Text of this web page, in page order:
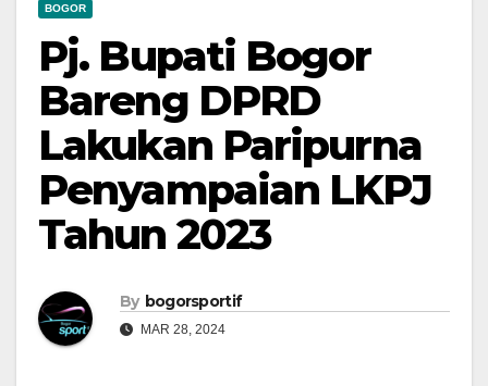
BOGOR
Pj. Bupati Bogor
Bareng DPRD
Lakukan Paripurna
Penyampaian LKPJ
Tahun 2023
By bogorsportif
MAR 28, 2024